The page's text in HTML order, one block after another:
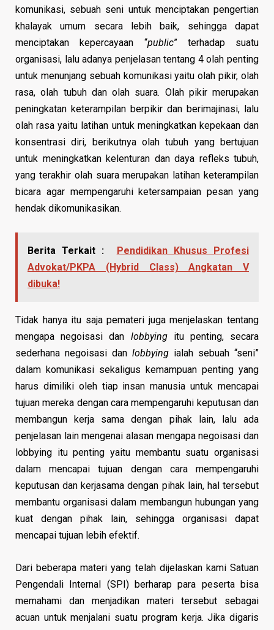
komunikasi, sebuah seni untuk menciptakan pengertian
khalayak umum secara lebih baik, sehingga dapat
menciptakan kepercayaan “public” terhadap suatu
organisasi, lalu adanya penjelasan tentang 4 olah penting
untuk menunjang sebuah komunikasi yaitu olah pikir, olah
rasa, olah tubuh dan olah suara. Olah pikir merupakan
peningkatan keterampilan berpikir dan berimajinasi, lalu
olah rasa yaitu latihan untuk meningkatkan kepekaan dan
konsentrasi diri, berikutnya olah tubuh yang bertujuan
untuk meningkatkan kelenturan dan daya refleks tubuh,
yang terakhir olah suara merupakan latihan keterampilan
bicara agar mempengaruhi ketersampaian pesan yang
hendak dikomunikasikan.
Berita Terkait :
Pendidikan Khusus Profesi
Advokat/PKPA (Hybrid Class) Angkatan V
dibuka!
Tidak hanya itu saja pemateri juga menjelaskan tentang
mengapa negoisasi dan lobbyingitu penting, secara
sederhana negoisasi dan lobbying ialah sebuah “seni”
dalam komunikasi sekaligus kemampuan penting yang
harus dimiliki oleh tiap insan manusia untuk mencapai
tujuan mereka dengan cara mempengaruhi keputusan dan
membangun kerja sama dengan pihak lain, lalu ada
penjelasan lain mengenai alasan mengapa negoisasi dan
lobbying itu penting yaitu membantu suatu organisasi
dalam mencapai tujuan dengan cara mempengaruhi
keputusan dan kerjasama dengan pihak lain, hal tersebut
membantu organisasi dalam membangun hubungan yang
kuat dengan pihak lain, sehingga organisasi dapat
mencapai tujuan lebih efektif.
Dari beberapa materi yang telah dijelaskan kami Satuan
Pengendali Internal (SPI) berharap para peserta bisa
memahami dan menjadikan materi tersebut sebagai
acuan untuk menjalani suatu program kerja. Jika digaris